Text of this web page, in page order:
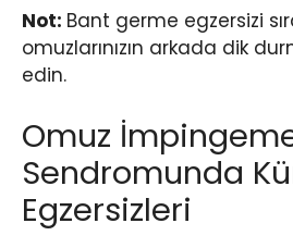
Not: Bant germe egzersizi
omuzlarınızın arkada dik
edin.
Omuz
Sendromunda
Egzersizleri